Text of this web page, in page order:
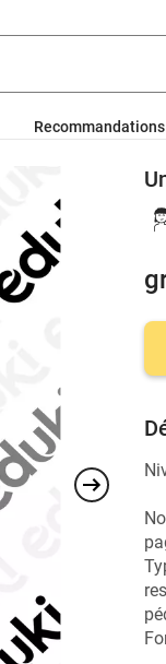
Recommandations